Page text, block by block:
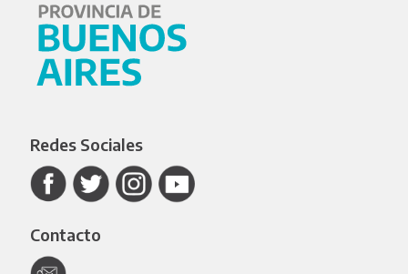
Redes Sociales
Contacto